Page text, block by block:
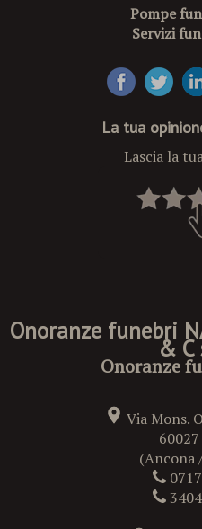
Onoranze funebri
& C
Onoranze
Via Mons.
60027
(Ancona
Pompe
Servizi
FacebookTwitter
La tua
Lascia la